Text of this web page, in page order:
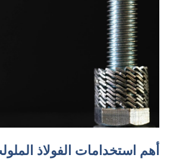
أهم استخدامات الفولاذ